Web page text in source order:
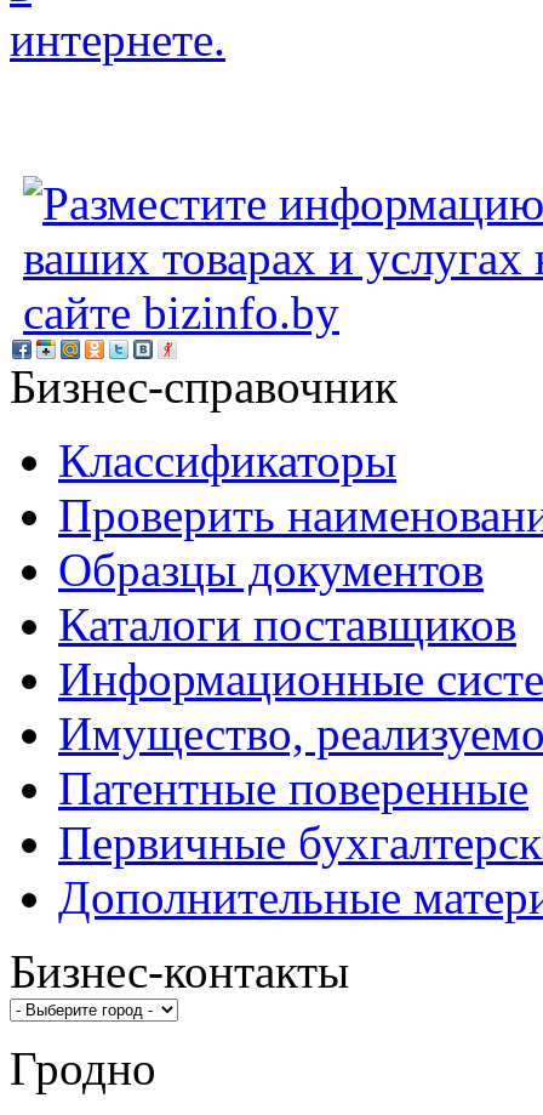
Бизнес-справочник
Классификаторы
Проверить
Образцы документов
Каталоги поставщиков
Информационные
Имущество,
Патентные поверенные
Первичные
Дополнительные
Бизнес-контакты
Гродно